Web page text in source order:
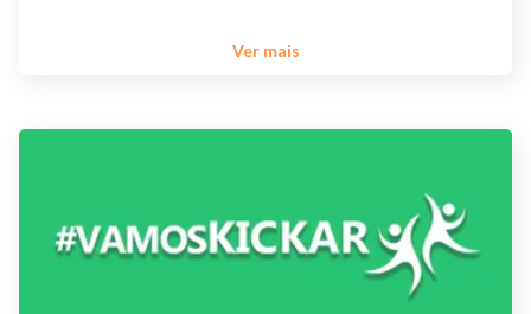
Ver mais